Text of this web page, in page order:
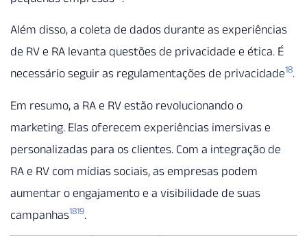
Além disso, a coleta de dados durante as experiências
de RV e RA levanta questões de privacidade e ética. É
necessário seguir as regulamentações de privacidade18.
Em resumo, a RA e RV estão revolucionando o
marketing. Elas oferecem experiências imersivas e
personalizadas para os clientes. Com a integração de
RA e RV com mídias sociais, as empresas podem
aumentar o engajamento e a visibilidade de suas
campanhas1819.